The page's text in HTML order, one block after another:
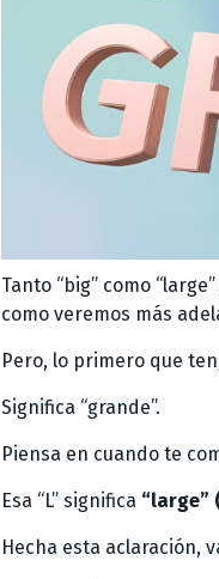
Tanto “big” como
como veremos más
Pero, lo primero que
Significa “grande”.
Piensa en cuando te
Esa “L” significa “large”
Hecha esta aclaración,